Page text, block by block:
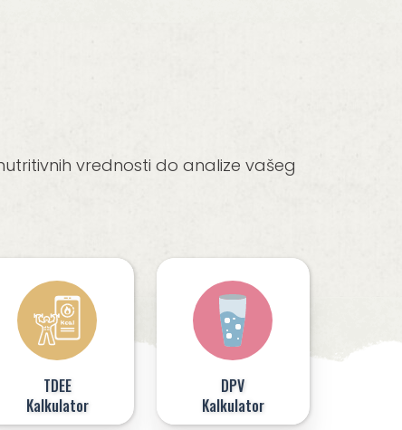
vrednosti do analize vašeg
TDEE
Kalkulator
DPV
Kalkulator